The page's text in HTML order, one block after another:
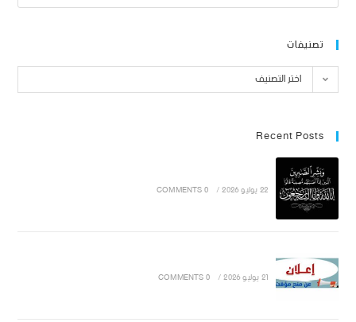
تصنيفات
اختر التصنيف
Recent Posts
22 يوليو 2026 /
0 COMMENTS
21 يوليو 2026 /
0 COMMENTS